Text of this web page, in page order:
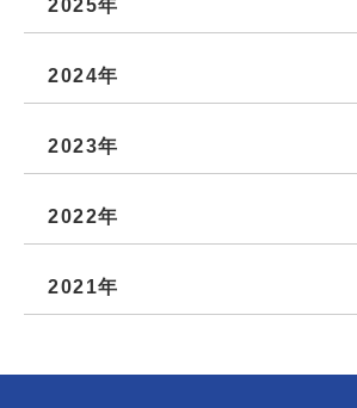
2025年
2024年
2023年
2022年
2021年